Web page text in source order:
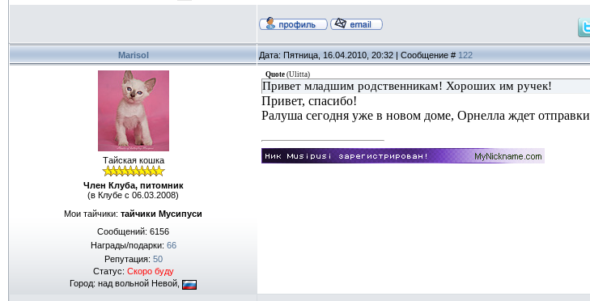
Marisol Дата: Пятница, 16.04.2010, 20:32 | Сообщение # 122
Тайская кошка
Член Клуба, питомник
(в Клубе с 06.03.2008)
Мои тайчики: тайчики Мусипуси
Сообщений: 6156
Награды/подарки: 66
Репутация: 50
Статус: Скоро буду
Город: над вольной Невой,
Quote (Ulitta)
Привет младшим родственникам! Хороших им ручек!
Привет, спасибо!
Ралуша сегодня уже в новом доме, Орнелла ждет отправки